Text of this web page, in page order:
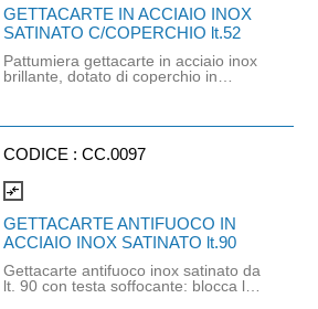
GETTACARTE IN ACCIAIO INOX
SATINATO C/COPERCHIO lt.52
Pattumiera gettacarte in acciaio inox
brillante, dotato di coperchio in
con maniglia. Con base rivestita in
su pavimenti lisci. Capacità: 52 litri.
CODICE :CC.0097
compare_arrows
GETTACARTE ANTIFUOCO IN
ACCIAIO INOX SATINATO lt.90
Gettacarte antifuoco inox satinato da
lt. 90 con testa soffocante: blocca la